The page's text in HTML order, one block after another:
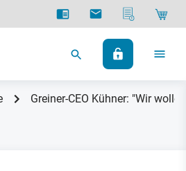
Greiner-CEO Kühner: "Wir